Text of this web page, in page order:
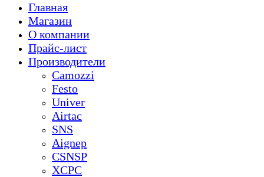
Главная
Магазин
О компании
Прайс-лист
Производители
Camozzi
Festo
Univer
Airtac
SNS
Aignep
CSNSP
XCPC